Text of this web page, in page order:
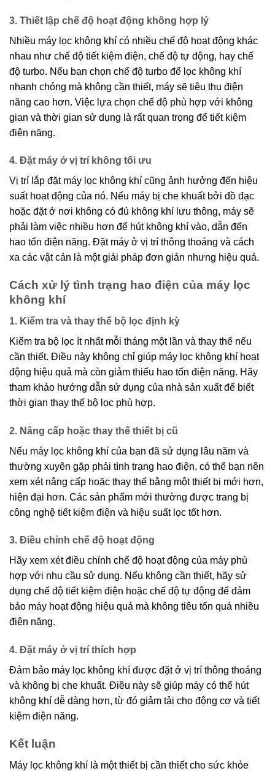
3. Thiết lập chế độ hoạt động không hợp lý
Nhiều máy lọc không khí có nhiều chế độ hoạt động khác
nhau như chế độ tiết kiệm điện, chế độ tự động, hay chế
độ turbo. Nếu bạn chọn chế độ turbo để lọc không khí
nhanh chóng mà không cần thiết, máy sẽ tiêu thụ điện
năng cao hơn. Việc lựa chọn chế độ phù hợp với không
gian và thời gian sử dụng là rất quan trọng để tiết kiệm
điện năng.
4. Đặt máy ở vị trí không tối ưu
Vị trí lắp đặt máy lọc không khí cũng ảnh hưởng đến hiệu
suất hoạt động của nó. Nếu máy bị che khuất bởi đồ đạc
hoặc đặt ở nơi không có đủ không khí lưu thông, máy sẽ
phải làm việc nhiều hơn để hút không khí vào, dẫn đến
hao tốn điện năng. Đặt máy ở vị trí thông thoáng và cách
xa các vật cản là một giải pháp đơn giản nhưng hiệu quả.
Cách xử lý tình trạng hao điện của máy lọc
không khí
1. Kiểm tra và thay thế bộ lọc định kỳ
Kiểm tra bộ lọc ít nhất mỗi tháng một lần và thay thế nếu
cần thiết. Điều này không chỉ giúp máy lọc không khí hoạt
động hiệu quả mà còn giảm thiểu hao tốn điện năng. Hãy
tham khảo hướng dẫn sử dụng của nhà sản xuất để biết
thời gian thay thế bộ lọc phù hợp.
2. Nâng cấp hoặc thay thế thiết bị cũ
Nếu máy lọc không khí của bạn đã sử dụng lâu năm và
thường xuyên gặp phải tình trạng hao điện, có thể bạn nên
xem xét nâng cấp hoặc thay thế bằng một thiết bị mới hơn,
hiện đại hơn. Các sản phẩm mới thường được trang bị
công nghệ tiết kiệm điện và hiệu suất lọc tốt hơn.
3. Điều chỉnh chế độ hoạt động
Hãy xem xét điều chỉnh chế độ hoạt động của máy phù
hợp với nhu cầu sử dụng. Nếu không cần thiết, hãy sử
dụng chế độ tiết kiệm điện hoặc chế độ tự động để đảm
bảo máy hoạt động hiệu quả mà không tiêu tốn quá nhiều
điện năng.
4. Đặt máy ở vị trí thích hợp
Đảm bảo máy lọc không khí được đặt ở vị trí thông thoáng
và không bị che khuất. Điều này sẽ giúp máy có thể hút
không khí dễ dàng hơn, từ đó giảm tải cho động cơ và tiết
kiệm điện năng.
Kết luận
Máy lọc không khí là một thiết bị cần thiết cho sức khỏe